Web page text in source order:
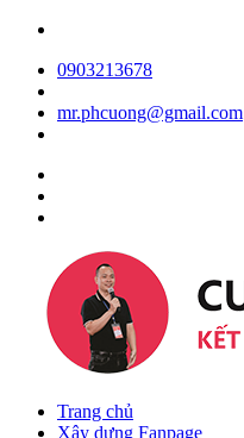
0903213678
mr.phcuong@gmail.com
Trang chủ
Xây dựng Fanpage